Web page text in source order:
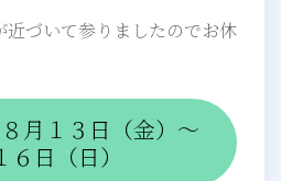
近づいて参りましたのでお休
１３日（金）～
６日（日）